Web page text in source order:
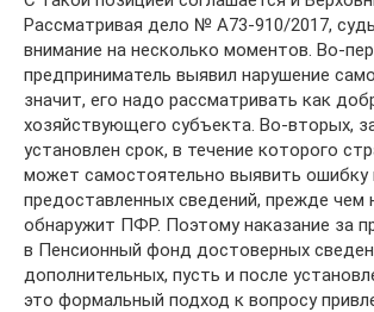
Рассматривая дело № А73-910/2017,
внимание на несколько моментов. Во-
предприниматель выявил нарушение
значит, его надо рассматривать как
хозяйствующего субъекта. Во-вторых,
установлен срок, в течение которого
может самостоятельно выявить ошибку
предоставленных сведений, прежде чем
обнаружит ПФР. Поэтому наказание за
в Пенсионный фонд достоверных
дополнительных, пусть и после
это формальный подход к вопросу